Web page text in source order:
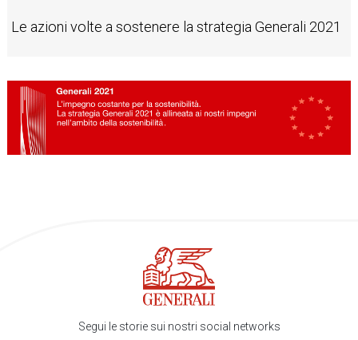
Le azioni volte a sostenere la strategia Generali 2021
Segui le storie sui nostri social networks